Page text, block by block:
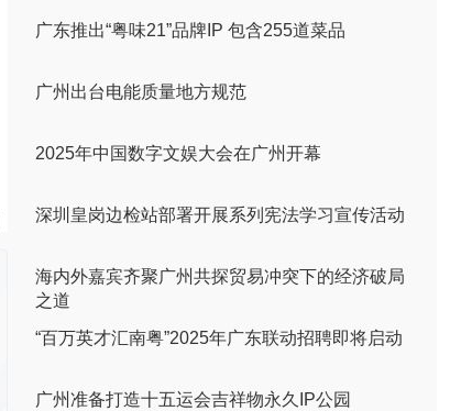
广东推出“粤味21”品牌IP 包含255道菜品
广州出台电能质量地方规范
2025年中国数字文娱大会在广州开幕
深圳皇岗边检站部署开展系列宪法学习宣传活动
海内外嘉宾齐聚广州共探贸易冲突下的经济破局
之道
“百万英才汇南粤”2025年广东联动招聘即将启动
广州准备打造十五运会吉祥物永久IP公园